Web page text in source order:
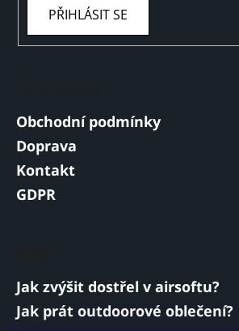
PŘIHLÁSIT SE
Obchodní podmínky
Doprava
Kontakt
GDPR
Jak zvýšit dostřel v airsoftu?
Jak prát outdoorové oblečení?